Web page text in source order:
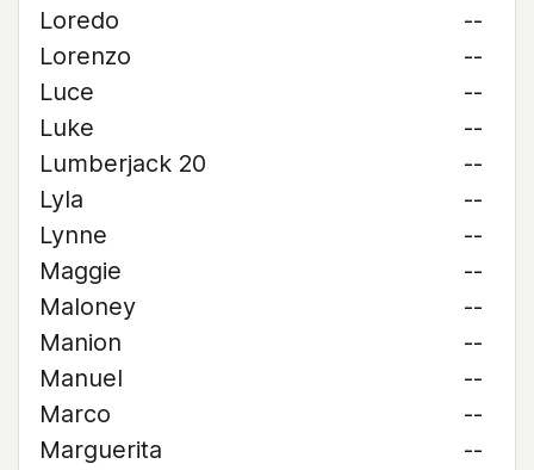
Loredo
--
Lorenzo
--
Luce
--
Luke
--
Lumberjack 20
--
Lyla
--
Lynne
--
Maggie
--
Maloney
--
Manion
--
Manuel
--
Marco
--
Marguerita
--